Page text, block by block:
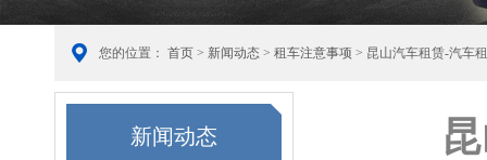
您的位置： 首页 > 新闻动态 > 租车注意事项 > 昆山汽车租赁-汽车
新闻动态